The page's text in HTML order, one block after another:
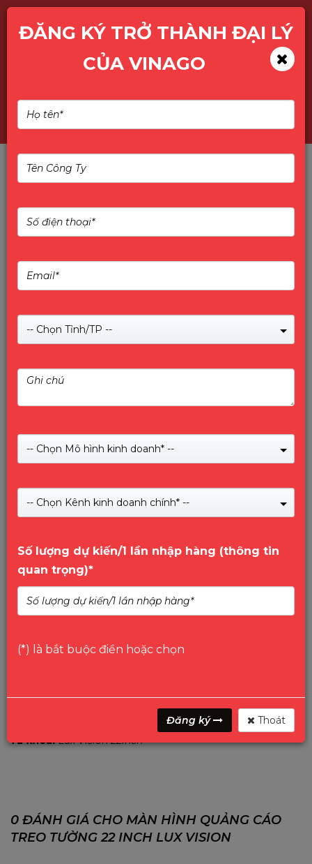
Màn hình quảng cáo treo tường 22
trên
(Xem 0 đánh giá)
Màn hình quảng cáo treo tường 22 inch Lux Vision
Mua Ngay
GỌIHOTLINE
Màn hình quảng cáo treo
Từ khóa: Lux Vision 22inch
0 ĐÁNH GIÁ CHO MÀN HÌNH QUẢNG CÁO
TREO TƯỜNG 22 INCH LUX VISION
ĐĂNG KÝ TRỞ THÀNH ĐẠI LÝ
CỦA VINAGO
-- Chọn Tỉnh/TP --
-- Chọn Mô hình kinh doanh* --
-- Chọn Kênh kinh doanh chính* --
Số lượng dự kiến/1 lần nhập hàng (thông tin
quan trọng)*
(*) là bắt buộc điền hoặc chọn
Đăng ký Thoát